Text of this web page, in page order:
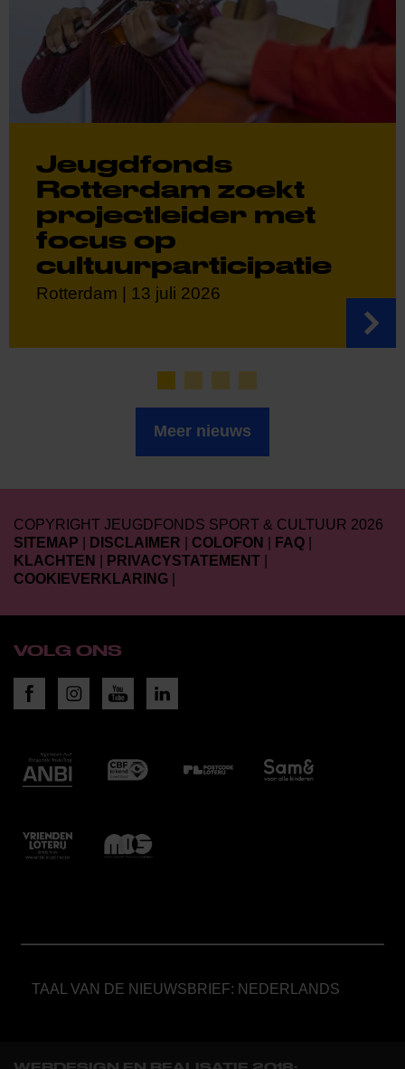
Jeugdfonds
Rotterdam zoekt
projectleider met
focus op
cultuurparticipatie
Rotterdam | 13 juli 2026
Meer nieuws
COPYRIGHT JEUGDFONDS SPORT & CULTUUR 2026
SITEMAP
DISCLAIMER COLOFON FAQ
KLACHTEN
PRIVACYSTATEMENT
COOKIEVERKLARING
VOLG ONS
TAAL VAN DE NIEUWSBRIEF: NEDERLANDS